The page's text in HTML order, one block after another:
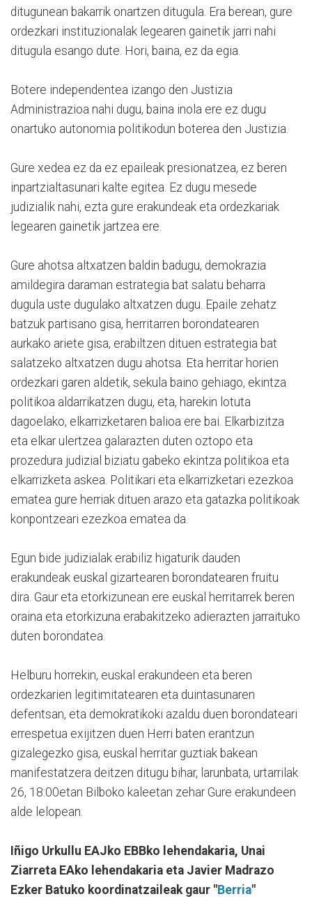
ditugunean bakarrik onartzen ditugula. Era berean, gure
ordezkari instituzionalak legearen gainetik jarri nahi
ditugula esango dute. Hori, baina, ez da egia.
Botere independentea izango den Justizia
Administrazioa nahi dugu, baina inola ere ez dugu
onartuko autonomia politikodun boterea den Justizia.
Gure xedea ez da ez epaileak presionatzea, ez beren
inpartzialtasunari kalte egitea. Ez dugu mesede
judizialik nahi, ezta gure erakundeak eta ordezkariak
legearen gainetik jartzea ere.
Gure ahotsa altxatzen baldin badugu, demokrazia
amildegira daraman estrategia bat salatu beharra
dugula uste dugulako altxatzen dugu. Epaile zehatz
batzuk partisano gisa, herritarren borondatearen
aurkako ariete gisa, erabiltzen dituen estrategia bat
salatzeko altxatzen dugu ahotsa. Eta herritar horien
ordezkari garen aldetik, sekula baino gehiago, ekintza
politikoa aldarrikatzen dugu, eta, harekin lotuta
dagoelako, elkarrizketaren balioa ere bai. Elkarbizitza
eta elkar ulertzea galarazten duten oztopo eta
prozedura judizial biziatu gabeko ekintza politikoa eta
elkarrizketa askea. Politikari eta elkarrizketari ezezkoa
ematea gure herriak dituen arazo eta gatazka politikoak
konpontzeari ezezkoa ematea da.
Egun bide judizialak erabiliz higaturik dauden
erakundeak euskal gizartearen borondatearen fruitu
dira. Gaur eta etorkizunean ere euskal herritarrek beren
oraina eta etorkizuna erabakitzeko adierazten jarraituko
duten borondatea.
Helburu horrekin, euskal erakundeen eta beren
ordezkarien legitimitatearen eta duintasunaren
defentsan, eta demokratikoki azaldu duen borondateari
errespetua exijitzen duen Herri baten erantzun
gizalegezko gisa, euskal herritar guztiak bakean
manifestatzera deitzen ditugu bihar, larunbata, urtarrilak
26, 18:00etan Bilboko kaleetan zehar Gure erakundeen
alde lelopean.
Iñigo Urkullu EAJko EBBko lehendakaria, Unai
Ziarreta EAko lehendakaria eta Javier Madrazo
Ezker Batuko koordinatzaileak gaur "Berria"